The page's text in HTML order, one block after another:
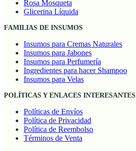
Rosa Mosqueta
Glicerina Líquida
FAMILIAS DE INSUMOS
Insumos para Cremas Naturales
Insumos para Jabones
Insumos para Perfumería
Ingredientes para hacer Shampoo
Insumos para Velas
POLÍTICAS Y ENLACES INTERESANTES
Políticas de Envíos
Política de Privacidad
Política de Reembolso
Términos de Venta